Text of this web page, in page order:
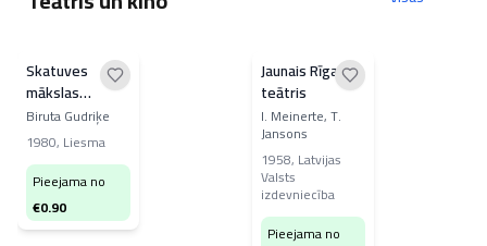
Skatuves
mākslas
meistari
Biruta Gudriķe
1980, Liesma
Pieejama no
€0.90
Jaunais Rīgas
teātris
I. Meinerte, T.
Jansons
1958, Latvijas
Valsts
izdevniecība
Pieejama no